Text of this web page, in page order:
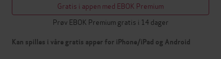
Gratis i appen med EBOK Premium
Prøv EBOK Premium gratis i 14 dager
Kan spilles i våre gratis apper for iPhone/iPad og Android